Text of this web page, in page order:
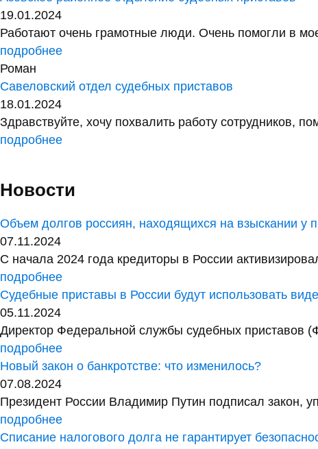
19.01.2024
Работают очень грамотные люди. Очень помогли в
подробнее
Роман
Савеловский отдел судебных приставов
18.01.2024
Здравствуйте, хочу похвалить работу сотрудников,
подробнее
Новости
Объем долгов россиян, находящихся на взыскании у
07.11.2024
С начала 2024 года кредиторы в России
подробнее
Судебные приставы в России будут использовать
05.11.2024
Директор Федеральной службы судебных приставов
подробнее
Новый закон о банкротстве: что изменилось?
07.08.2024
Президент России Владимир Путин подписал закон,
подробнее
Списание налогового долга не гарантирует